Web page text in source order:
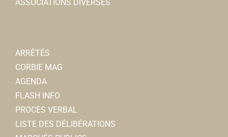
ASSOCIATIONS DIVERSES
ARRÊTÉS
CORBIE MAG
AGENDA
FLASH INFO
PROCES VERBAL
LISTE DES DÉLIBÉRATIONS